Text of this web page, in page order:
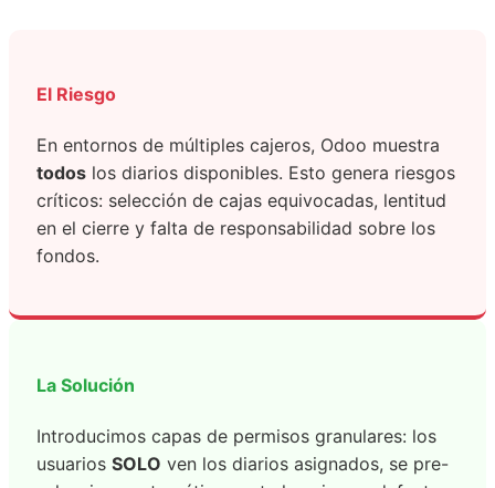
El Riesgo
En entornos de múltiples cajeros, Odoo muestra
todos los diarios disponibles. Esto genera riesgos
críticos: selección de cajas equivocadas, lentitud
en el cierre y falta de responsabilidad sobre los
fondos.
La Solución
Introducimos capas de permisos granulares: los
usuarios SOLO ven los diarios asignados, se pre-